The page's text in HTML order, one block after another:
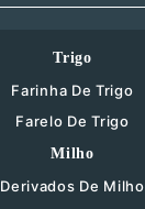
Trigo
Farinha De Trigo
Farelo De Trigo
Milho
Derivados De Milho